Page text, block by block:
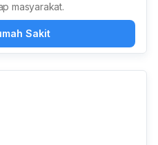
masyarakat.
Sakit